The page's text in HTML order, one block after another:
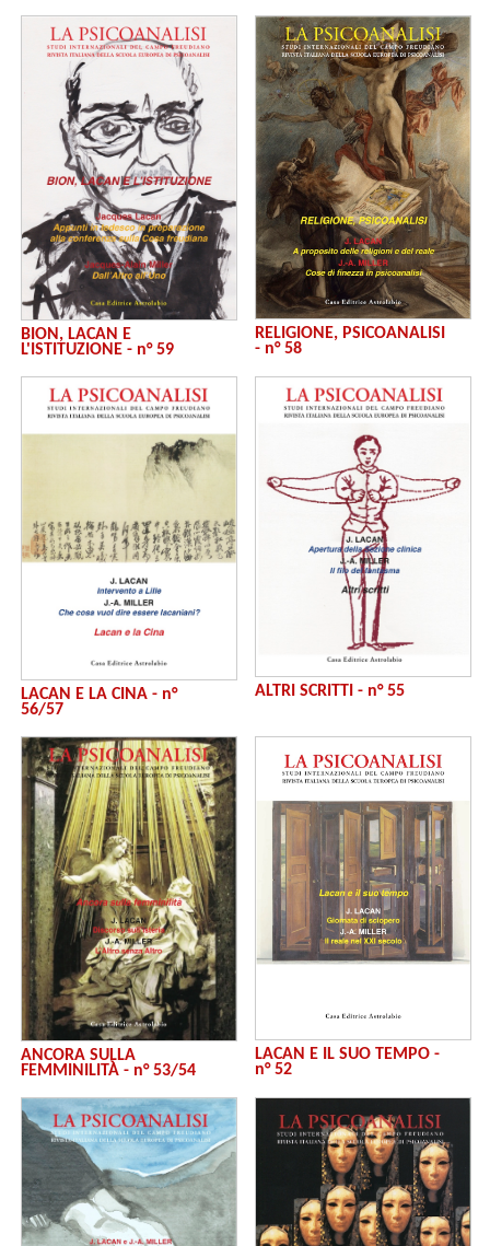
BION, LACAN E
L'ISTITUZIONE - n° 59
RELIGIONE, PSICOANALISI
- n° 58
LACAN E LA CINA - n°
56/57
ALTRI SCRITTI - n° 55
ANCORA SULLA
FEMMINILITÀ - n° 53/54
LACAN E IL SUO TEMPO -
n° 52